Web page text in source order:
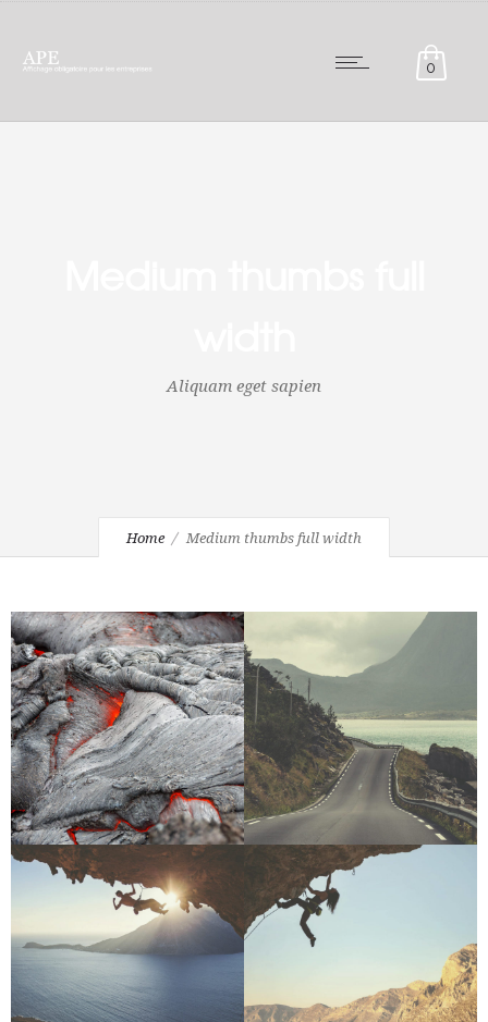
0
Aliquam eget sapien
Home Medium thumbs full width